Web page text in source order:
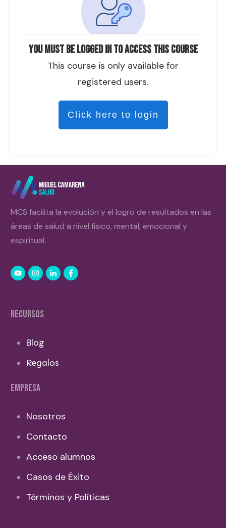
You must be logged in to access this course
This course is only available for
registered users.
Click here to login
MCS facilita la evolución y el logro de resultados en las
áreas de salud a nivel físico, mental, emocional y
espiritual.
RECURSOS
Blog
Regalos
EMPRESA
Nosotros
Contacto
Acceso alumnos
Casos de Éxito
Términos y Políticas